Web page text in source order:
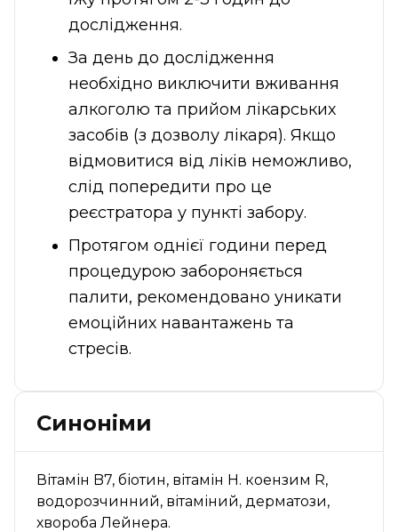
дослідження.
За день до дослідження
необхідно виключити вживання
алкоголю та прийом лікарських
засобів (з дозволу лікаря). Якщо
відмовитися від ліків неможливо,
слід попередити про це
реєстратора у пункті забору.
Протягом однієї години перед
процедурою забороняється
палити, рекомендовано уникати
емоційних навантажень та
стресів.
Синоніми
Вітамін B7, біотин, вітамін Н. коензим R,
водорозчинний, вітаміний, дерматози,
хвороба Лейнера.